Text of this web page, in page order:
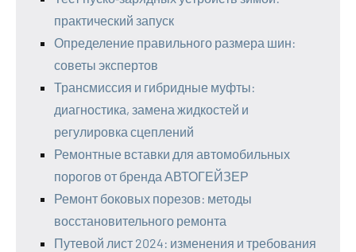
практический запуск
Определение правильного размера шин:
советы экспертов
Трансмиссия и гибридные муфты:
диагностика, замена жидкостей и
регулировка сцеплений
Ремонтные вставки для автомобильных
порогов от бренда АВТОГЕЙЗЕР
Ремонт боковых порезов: методы
восстановительного ремонта
Путевой лист 2024: изменения и требования